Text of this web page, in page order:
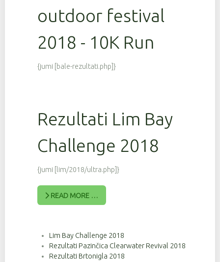
outdoor festival
2018 - 10K Run
{jumi [bale-rezultati.php]}
Rezultati Lim Bay
Challenge 2018
{jumi [lim/2018/ultra.php]}
READ MORE …
Lim Bay Challenge 2018
Rezultati Pazinčica Clearwater Revival 2018
Rezultati Brtonigla 2018